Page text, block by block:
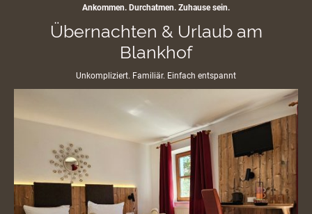
Ankommen. Durchatmen. Zuhause sein.
Übernachten & Urlaub am
Blankhof
Unkompliziert. Familiär. Einfach entspannt